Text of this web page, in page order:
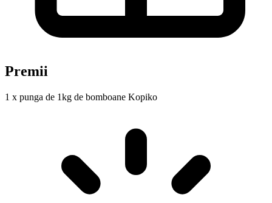
Premii
1 x punga de 1kg de bomboane Kopiko